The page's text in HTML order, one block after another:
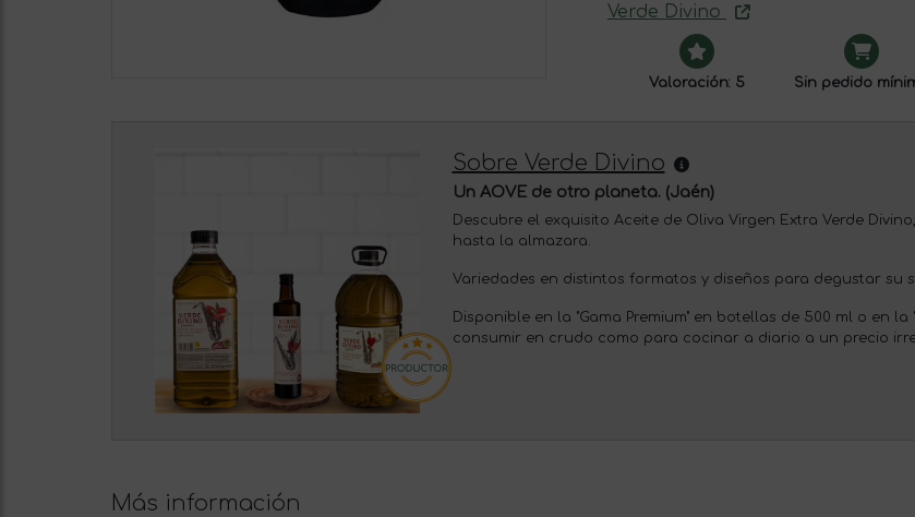
Verde Divino
Valoración: 5 Sin pedido
Sobre Verde Divino
Un AOVE de otro planeta. (Jaén)
Descubre el exquisito Aceite de Oliva Virgen Extra Verde
hasta la almazara.
Variedades en distintos formatos y diseños para degustar su
Disponible en la "Gama Premium" en botellas de 500 ml o en
consumir en crudo como para cocinar a diario a un precio
Más información